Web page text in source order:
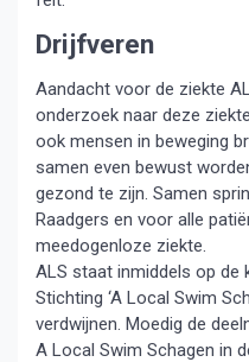
Drijfveren
Aandacht voor de ziekte
onderzoek naar deze
ook mensen in beweging
samen even bewust
gezond te zijn. Samen
Raadgers en voor alle
meedogenloze ziekte.
ALS staat inmiddels op de
Stichting ‘A Local Swim
verdwijnen. Moedig de
A Local Swim Schagen in